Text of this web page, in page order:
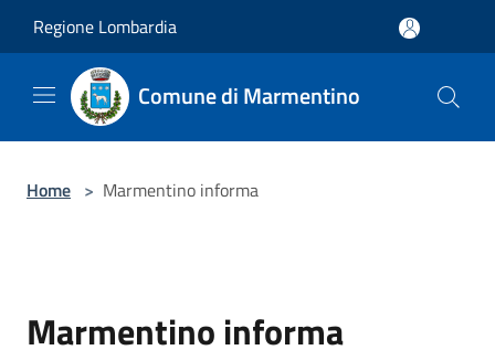
Regione Lombardia
Comune di Marmentino
Home > Marmentino informa
Marmentino informa